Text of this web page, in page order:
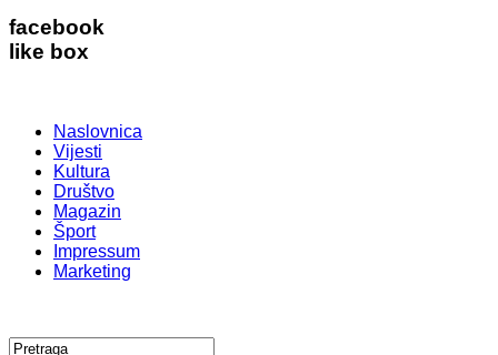
facebook
like box
Naslovnica
Vijesti
Kultura
Društvo
Magazin
Šport
Impressum
Marketing